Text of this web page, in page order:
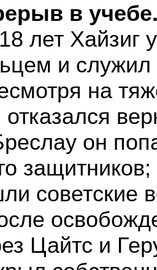
в
лет
и служил
на
отказался
он
защитников;
советские
Цайтс и